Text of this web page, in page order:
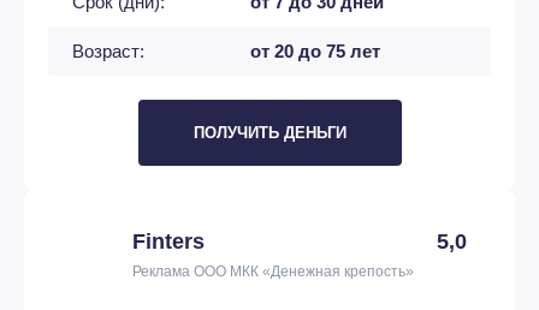
Возраст: от 20 до 75 лет
ПОЛУЧИТЬ ДЕНЬГИ
Finters 5,0
Реклама ООО МКК «Денежная крепость»